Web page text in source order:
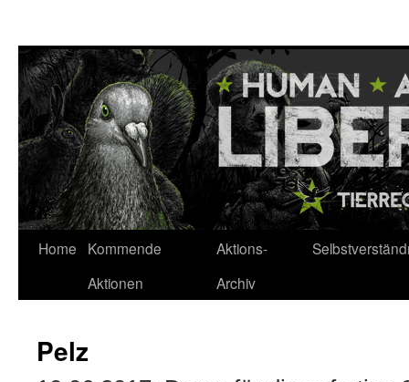
springen
Home
Kommende
Aktionen
Aktions-
Archiv
Pelz